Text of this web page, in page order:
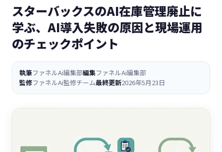
スターバックスのAI在庫管理廃止に
学ぶ、AI導入失敗の原因と現場運用
のチェックポイント
執筆ファネルAi編集部編集ファネルAi編集部
監修ファネルAi監修チーム最終更新2026年5月23日